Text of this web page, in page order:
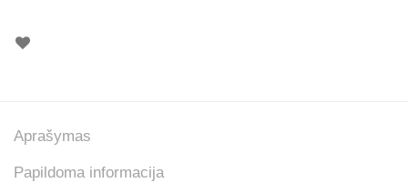
Aprašymas
Papildoma informacija